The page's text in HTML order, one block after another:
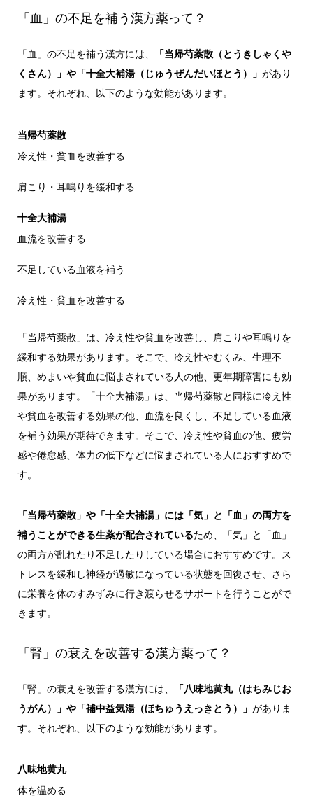
「血」の不足を補う漢方薬って？
「血」の不足を補う漢方には、
「当帰芍薬散（とうきしゃくや
くさん）」や「十全大補湯（じゅうぜんだいほとう）」 があり
ます。それぞれ、以下のような効能があります。
当帰芍薬散
冷え性・貧血を改善する
肩こり・耳鳴りを緩和する
十全大補湯
血流を改善する
不足している血液を補う
冷え性・貧血を改善する
「当帰芍薬散」は、冷え性や貧血を改善し、肩こりや耳鳴りを
緩和する効果があります。そこで、冷え性やむくみ、生理不
順、めまいや貧血に悩まされている人の他、更年期障害にも効
果があります。「十全大補湯」は、当帰芍薬散と同様に冷え性
や貧血を改善する効果の他、血流を良くし、不足している血液
を補う効果が期待できます。そこで、冷え性や貧血の他、疲労
感や倦怠感、体力の低下などに悩まされている人におすすめで
す。
「当帰芍薬散」や「十全大補湯」には「気」と「血」の両方を
補うことができる生薬が配合されているため、「気」と「血」
の両方が乱れたり不足したりしている場合におすすめです。ス
トレスを緩和し神経が過敏になっている状態を回復させ、さら
に栄養を体のすみずみに行き渡らせるサポートを行うことがで
きます。
「腎」の衰えを改善する漢方薬って？
「腎」の衰えを改善する漢方には、
「八味地黄丸（はちみじお
うがん）」や「補中益気湯（ほちゅうえっきとう）」 がありま
す。それぞれ、以下のような効能があります。
八味地黄丸
体を温める